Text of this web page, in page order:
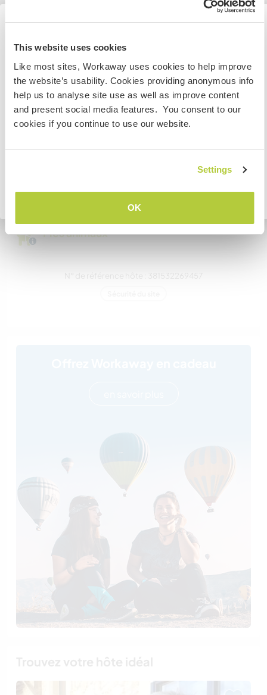
This website uses cookies
Like most sites, Workaway uses cookies to help improve
the website’s usability. Cookies providing anonymous info
help us to analyse site use as well as improve content
and present social media features. You consent to our
cookies if you continue to use our website.
Settings
OK
Nous avons des animaux
Nous sommes fumeurs
Familles bienvenues
Combien de volontaires
Mes animaux
Information for those planning to
visit Lebanon
Due to the current situation you should check the latest
foreign travel advice in your country before making any
plans to travel to Lebanon.